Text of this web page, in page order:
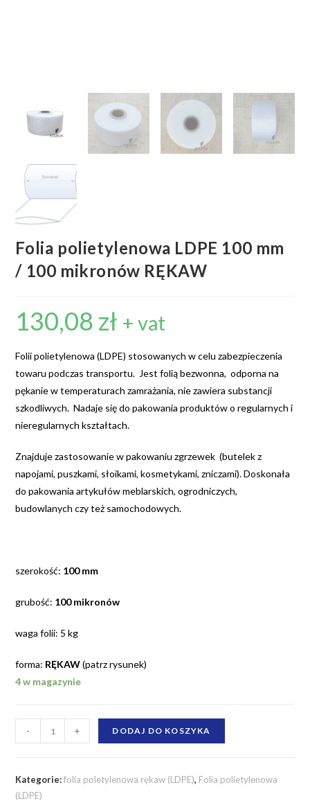
Folia polietylenowa LDPE 100 mm
/ 100 mikronów RĘKAW
130,08 zł + vat
Folii polietylenowa (LDPE) stosowanych w celu zabezpieczenia
towaru podczas transportu. Jest folią bezwonna, odporna na
pękanie w temperaturach zamrażania, nie zawiera substancji
szkodliwych. Nadaje się do pakowania produktów o regularnych i
nieregularnych kształtach.
Znajduje zastosowanie w pakowaniu zgrzewek (butelek z
napojami, puszkami, słoikami, kosmetykami, zniczami). Doskonała
do pakowania artykułów meblarskich, ogrodniczych,
budowlanych czy też samochodowych.
szerokość: 100 mm
grubość: 100 mikronów
waga folii: 5 kg
forma: RĘKAW(patrz rysunek)
4 w magazynie
Folia
LDPE
100
- + DODAJ DO KOSZYKA
Kategorie:folia poletylenowa rękaw (LDPE), Folia polietylenowa
(LDPE)